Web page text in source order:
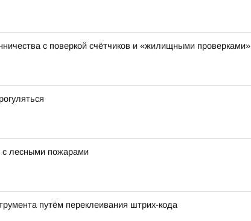
с поверкой счётчиков и «жилищными проверками»
с лесными пожарами
путём переклеивания штрих-кода